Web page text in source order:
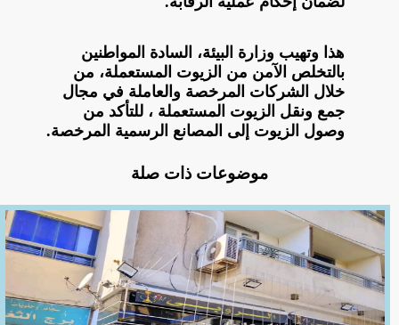
هذا وتهيب وزارة البيئة، السادة المواطنين
بالتخلص الآمن من الزيوت المستعملة، من
خلال الشركات المرخصة والعاملة في مجال
جمع ونقل الزيوت المستعملة ، للتأكد من
وصول الزيوت إلى المصانع الرسمية المرخصة.
موضوعات ذات صلة